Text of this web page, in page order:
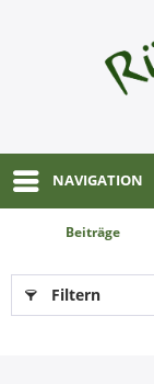
NAVIGATION
Beiträge
Filtern